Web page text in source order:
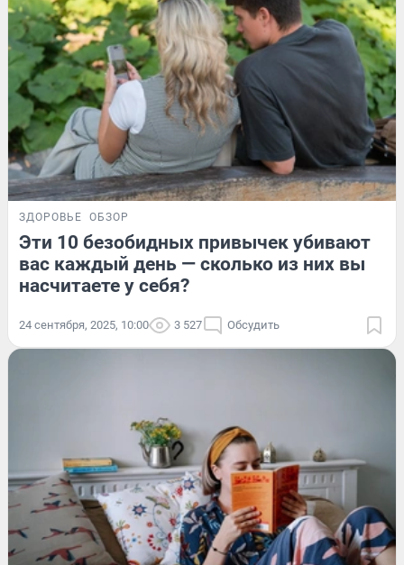
ЗДОРОВЬЕ ОБЗОР
Эти 10 безобидных привычек убивают
вас каждый день — сколько из них вы
насчитаете у себя?
24 сентября, 2025, 10:00 3 527 Обсудить